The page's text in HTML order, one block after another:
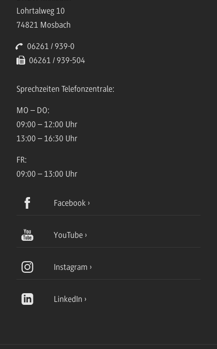
Lohrtalweg 10
74821 Mosbach
06261 / 939-0
06261 / 939-504
Sprechzeiten Telefonzentrale:
MO – DO:
09:00 – 12:00 Uhr
13:00 – 16:30 Uhr
FR:
09:00 – 13:00 Uhr
Facebook
YouTube
Instagram
LinkedIn